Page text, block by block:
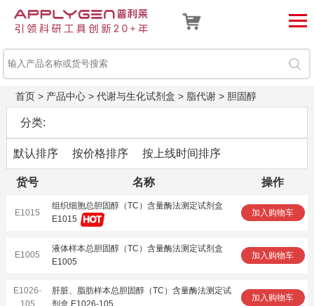
首页> 产品中心> 代谢与生化试剂盒 > 脂代谢> 胆固醇
分类:
默认排序 按价格排序 按上线时间排序
货号 名称 操作
E1015
组织细胞总胆固醇（TC）含量酶法测定试剂盒
E1015
加入购物车
E1005
液体样本总胆固醇（TC）含量酶法测定试剂盒
E1005
加入购物车
E1026-
105
肝脏、脂肪样本总胆固醇（TC）含量酶法测定试
剂盒 E1026-105
加入购物车